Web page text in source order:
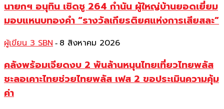
นายกฯ อนุทิน เชิดชู 264 กำนัน ผู้ใหญ่บ้านยอดเยี่ยม
มอบแหนบทองคำ “รางวัลเกียรติยศแห่งการเสียสละ”
ผู้เขียน 3 SBN - 8 สิงหาคม 2026
คลังพร้อมเจียดงบ 2 พันล้านหนุนไทยเที่ยวไทยพลัส
ชะลอเคาะไทยช่วยไทยพลัส เฟส 2 ขอประเมินความคุ้ม
ค่า